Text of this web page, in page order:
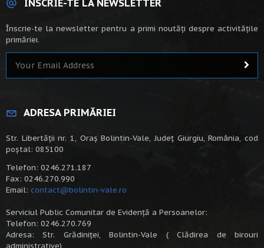
ÎNSCRIE-TE LA NEWSLETTER
Înscrie-te la newsletter pentru a primi noutăți despre activitățile
primăriei.
ADRESA PRIMĂRIEI
Str. Libertății nr. 1, Oraș Bolintin-Vale, Județ Giurgiu, România, cod
poștal: 085100
Telefon: 0246.271.187
Fax: 0246.270.990
Email: contact@bolintin-vale.ro
Serviciul Public Comunitar de Evidență a Persoanelor:
Telefon: 0246.270.769
Adresa: Str. Grădiniței, Bolintin-Vale ( Clădirea de birouri
administrative)